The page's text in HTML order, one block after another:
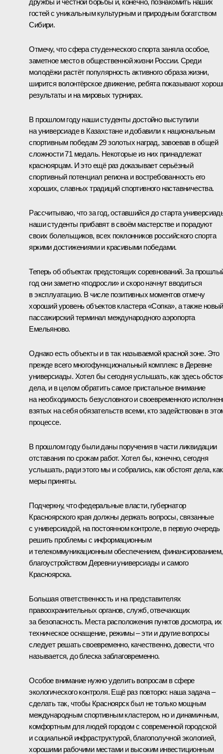
гостей с уникальным культурным и природным богатством
Сибири.
Отмечу, что сфера студенческого спорта заняла особое,
заметное место в общественной жизни России. Среди
молодёжи растёт популярность активного образа жизни,
ширится волонтёрское движение, ребята показывают
результаты и на мировых турнирах.
В прошлом году наши студенты достойно выступили
на универсиаде в Казахстане и добавили к национальным
спортивным победам 29 золотых наград, завоевав в общей
сложности 71 медаль. Некоторые из них принадлежат
красноярцам. И это ещё раз доказывает серьёзный
спортивный потенциал региона и востребованность его
хороших, славных традиций спортивного наставничества.
Рассчитываю, что за год, оставшийся до старта
наши студенты прибавят в своём мастерстве и порадуют
своих болельщиков, всех поклонников российского спорта
яркими достижениями и красивыми победами.
Теперь об объектах предстоящих соревнований. За
год они заметно «подросли» и скоро начнут вводиться
в эксплуатацию. В числе позитивных моментов отмечу
хороший уровень объектов кластера «Сопка», а также новый
пассажирский терминал международного аэропорта
Емельяново.
Однако есть объекты и в так называемой красной зоне. Это
прежде всего многофункциональный комплекс в Деревне
универсиады. Хотел бы сегодня услышать, как здесь
дела, и в целом обратить самое пристальное внимание
на необходимость безусловного и своевременного
взятых на себя обязательств всеми, кто задействован в
процессе.
В прошлом году были даны поручения в части ликвидации
отставания по срокам работ. Хотел бы, конечно, сегодня
услышать, ради этого мы и собрались, как обстоят дела,
меры приняты.
Подчеркну, что федеральные власти, губернатор
Красноярского края должны держать вопросы, связанные
с универсиадой, на постоянном контроле, в первую очередь
решить проблемы с информационным
и телекоммуникационным обеспечением, финансированием,
благоустройством Деревни универсиады и самого
Красноярска.
Большая ответственность и на представителях
правоохранительных органов, служб, отвечающих
за безопасность. Места расположения пунктов досмотра, их
техническое оснащение, режимы – эти и другие вопросы
следует решать своевременно, качественно, довести, что
называется, до блеска заблаговременно.
Особое внимание нужно уделить вопросам в сфере
экологического контроля. Ещё раз повторю: наша задача –
сделать так, чтобы Красноярск был не только мощным
международным спортивным кластером, но и динамичным,
комфортным для людей городом с современной городской
и социальной инфраструктурой, благополучной экологией,
хорошими рабочими местами и высоким инвестиционным